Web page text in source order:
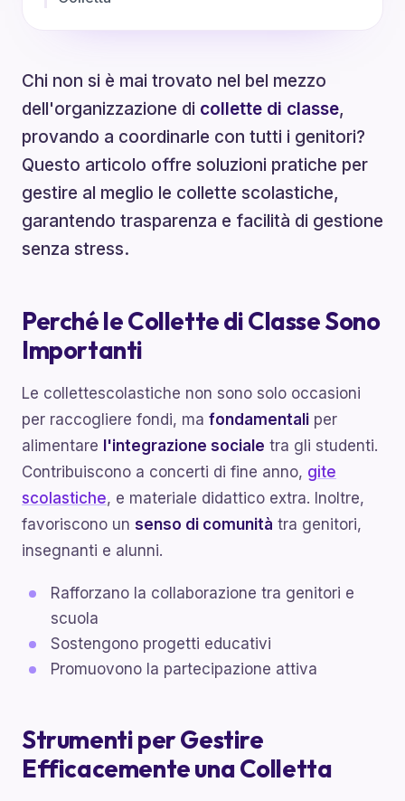
Chi non si è mai trovato nel bel mezzo
dell'organizzazione di collette di classe,
provando a coordinarle con tutti i genitori?
Questo articolo offre soluzioni pratiche per
gestire al meglio le collette scolastiche,
garantendo trasparenza e facilità di gestione
senza stress.
Perché le Collette di Classe Sono
Importanti
Le collettescolastiche non sono solo occasioni
per raccogliere fondi, ma fondamentali per
alimentare l'integrazione sociale tra gli studenti.
Contribuiscono a concerti di fine anno, gite
scolastiche, e materiale didattico extra. Inoltre,
favoriscono un senso di comunità tra genitori,
insegnanti e alunni.
Rafforzano la collaborazione tra genitori e
scuola
Sostengono progetti educativi
Promuovono la partecipazione attiva
Strumenti per Gestire
Efficacemente una Colletta